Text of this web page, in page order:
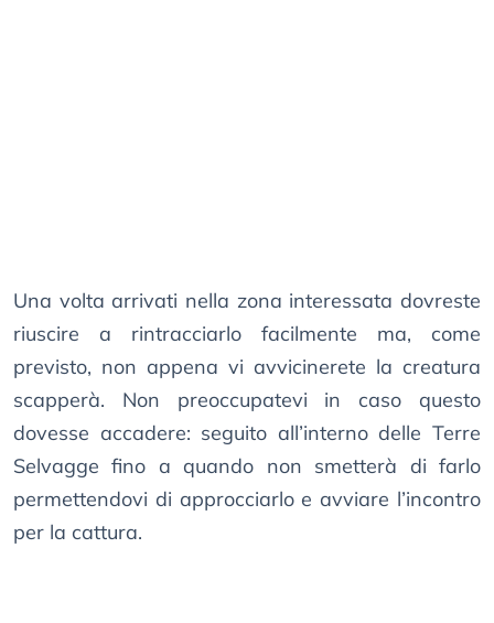
Una volta arrivati nella zona interessata dovreste
riuscire a rintracciarlo facilmente ma, come
previsto, non appena vi avvicinerete la creatura
scapperà. Non preoccupatevi in caso questo
dovesse accadere: seguito all’interno delle Terre
Selvagge fino a quando non smetterà di farlo
permettendovi di approcciarlo e avviare l’incontro
per la cattura.